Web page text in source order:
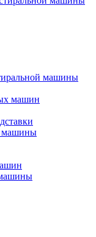
машины
машин
машины